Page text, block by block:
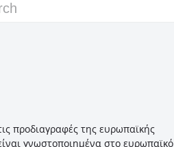
προδιαγραφές της ευρωπαϊκής
γνωστοποιημένα στο ευρωπαϊκό